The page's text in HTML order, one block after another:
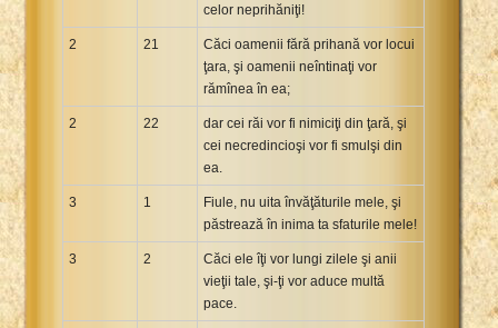
celor neprihăniţi!
2 21
Căci oamenii fără prihană vor locui
ţara, şi oamenii neîntinaţi vor
rămînea în ea;
2 22
dar cei răi vor fi nimiciţi din ţară, şi
cei necredincioşi vor fi smulşi din
ea.
3 1
Fiule, nu uita învăţăturile mele, şi
păstrează în inima ta sfaturile mele!
3 2
Căci ele îţi vor lungi zilele şi anii
vieţii tale, şi-ţi vor aduce multă
pace.